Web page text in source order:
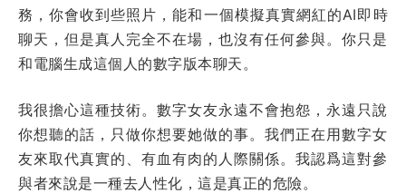
務，你會收到些照片，能和一個模擬真實網紅的AI即時
聊天，但是真人完全不在場，也沒有任何參與。你只是
和電腦生成這個人的數字版本聊天。
我很擔心這種技術。數字女友永遠不會抱怨，永遠只說
你想聽的話，只做你想要她做的事。我們正在用數字女
友來取代真實的、有血有肉的人際關係。我認爲這對參
與者來說是一種去人性化，這是真正的危險。